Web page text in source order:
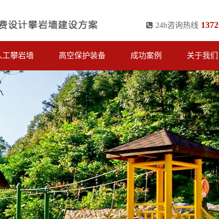
24h咨询热线
工攀岩墙 高空保护装备 成功案例 关于我们